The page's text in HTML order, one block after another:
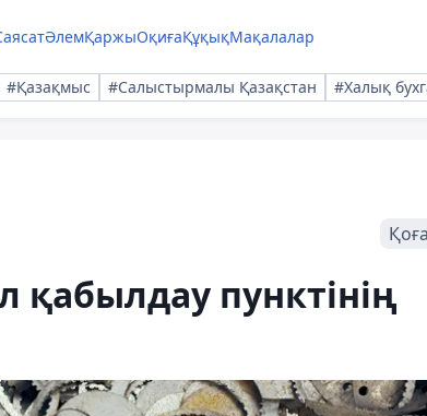
ӘлемҚаржыОқиғаҚұқықМақалалар
#Қазақмыс #Салыстырмалы Қазақстан #Халық
қабылдау пунктінің